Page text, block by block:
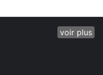
voir plus